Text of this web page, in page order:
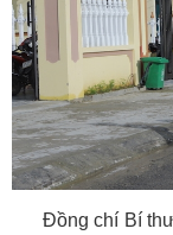
Đồng chí Bí